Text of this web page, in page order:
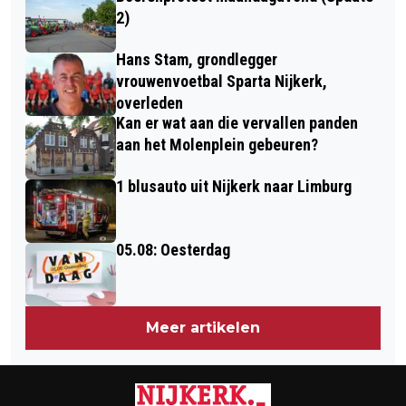
ONDERSCHEIDINGEN VOOR TELSTAR
DIE-HARDS
2)
Hans Stam, grondlegger
vrouwenvoetbal Sparta Nijkerk,
overleden
Kan er wat aan die vervallen panden
aan het Molenplein gebeuren?
1 blusauto uit Nijkerk naar Limburg
05.08: Oesterdag
Meer artikelen